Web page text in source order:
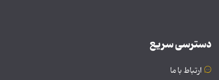
دسترسی سریع
ارتباط با ما